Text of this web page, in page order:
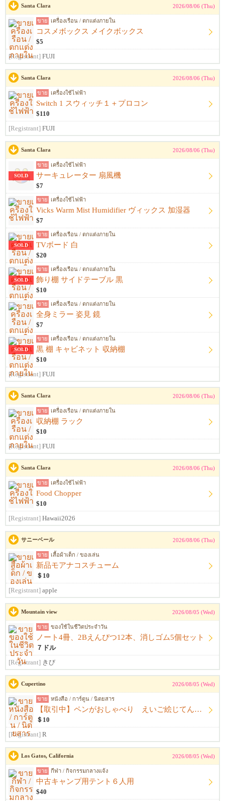
Santa Clara 2026/08/06 (Thu)
ขาย เครื่องเรือน / ตกแต่งภายใน
コスメボックス メイクボックス
$5
[Registrant] FUJI
Santa Clara 2026/08/06 (Thu)
ขาย เครื่องใช้ไฟฟ้า
Switch 1 スウィッチ１＋プロコン
$110
[Registrant] FUJI
Santa Clara 2026/08/06 (Thu)
SOLD
ขาย เครื่องใช้ไฟฟ้า
サーキュレーター 扇風機
$7
ขาย เครื่องใช้ไฟฟ้า
Vicks Warm Mist Humidifier ヴィックス 加湿器
$7
SOLD
ขาย เครื่องเรือน / ตกแต่งภายใน
TVボード 白
$20
SOLD
ขาย เครื่องเรือน / ตกแต่งภายใน
飾り棚 サイドテーブル 黒
$10
ขาย เครื่องเรือน / ตกแต่งภายใน
全身ミラー 姿見 鏡
$7
SOLD
ขาย เครื่องเรือน / ตกแต่งภายใน
黒 棚 キャビネット 収納棚
$10
[Registrant] FUJI
Santa Clara 2026/08/06 (Thu)
ขาย เครื่องเรือน / ตกแต่งภายใน
収納棚 ラック
$10
[Registrant] FUJI
Santa Clara 2026/08/06 (Thu)
ขาย เครื่องใช้ไฟฟ้า
Food Chopper
$10
[Registrant] Hawaii2026
サニーベール 2026/08/06 (Thu)
ขาย เสื้อผ้าเด็ก / ของเล่น
新品モアナコスチューム
＄10
[Registrant] apple
Mountain view 2026/08/05 (Wed)
ขาย ของใช้ในชีวิตประจำวัน
ノート4冊、2Bえんぴつ12本、消しゴム5個セット
７ドル
[Registrant] きび
Cupertino 2026/08/05 (Wed)
ขาย หนังสือ / การ์ตูน / นิตยสาร
【取引中】ペンがおしゃべり えいご絵じてん セット
＄10
[Registrant] R
Los Gatos, California 2026/08/05 (Wed)
ขาย กีฬา / กิจกรรมกลางแจ้ง
中古キャンプ用テント６人用
$40